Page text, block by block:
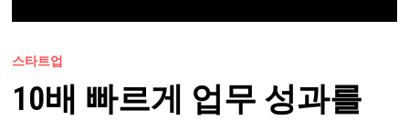
스타트업
10배 빠르게 업무 성과를